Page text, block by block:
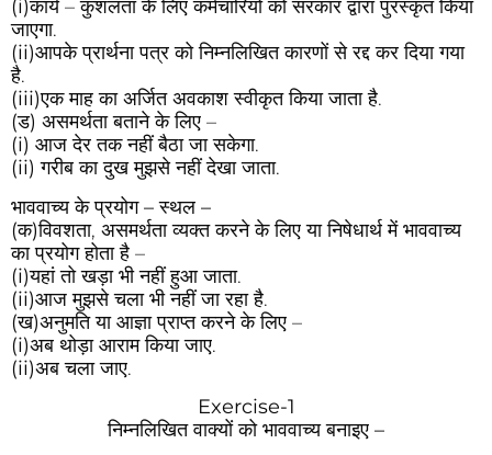
(i)कार्य – कुशलता के लिए कर्मचारियों को सरकार द्वारा पुरस्कृत किया
जाएगा.
(ii)आपके प्रार्थना पत्र को निम्नलिखित कारणों से रद्द कर दिया गया
है.
(iii)एक माह का अर्जित अवकाश स्वीकृत किया जाता है.
(ड) असमर्थता बताने के लिए –
(i) आज देर तक नहीं बैठा जा सकेगा.
(ii) गरीब का दुख मुझसे नहीं देखा जाता.
भाववाच्य के प्रयोग – स्थल –
(क)विवशता, असमर्थता व्यक्त करने के लिए या निषेधार्थ में भाववाच्य
का प्रयोग होता है –
(i)यहां तो खड़ा भी नहीं हुआ जाता.
(ii)आज मुझसे चला भी नहीं जा रहा है.
(ख)अनुमति या आज्ञा प्राप्त करने के लिए –
(i)अब थोड़ा आराम किया जाए.
(ii)अब चला जाए.
Exercise-1
निम्नलिखित वाक्यों को भाववाच्य बनाइए –